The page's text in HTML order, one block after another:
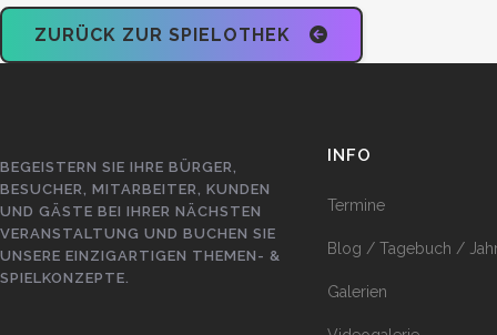
ZURÜCK ZUR SPIELOTHEK
BEGEISTERN SIE IHRE BÜRGER,
BESUCHER, MITARBEITER, KUNDEN
UND GÄSTE BEI IHRER NÄCHSTEN
VERANSTALTUNG UND BUCHEN SIE
UNSERE EINZIGARTIGEN THEMEN- &
SPIELKONZEPTE.
INFO
Termine
Blog / Tagebuch /
Galerien